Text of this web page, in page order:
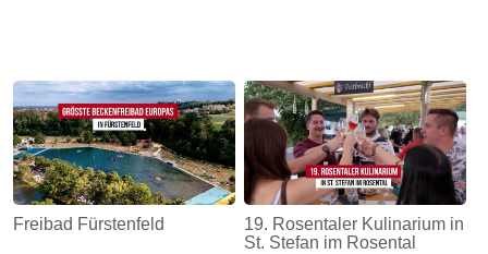
Freibad Fürstenfeld
19. Rosentaler Kulinarium in
St. Stefan im Rosental